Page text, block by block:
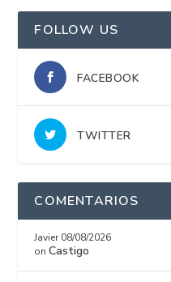
FOLLOW US
FACEBOOK
TWITTER
COMENTARIOS
Javier 08/08/2026
onCastigo